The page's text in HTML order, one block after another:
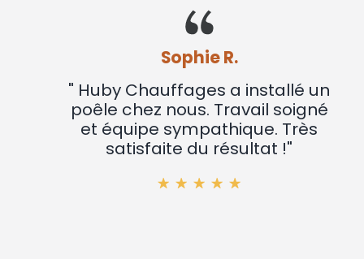
Sophie R.
" Huby Chauffages a installé un
poêle chez nous. Travail soigné
et équipe sympathique. Très
satisfaite du résultat !"